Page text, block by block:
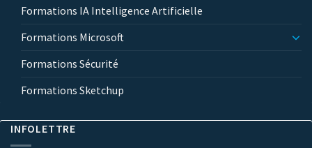
Formations IA Intelligence Artificielle
Formations Microsoft
Formations Sécurité
Formations Sketchup
INFOLETTRE